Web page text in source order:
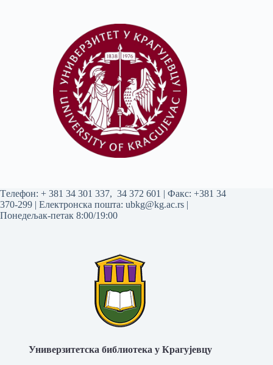
Tелефон: + 381 34 301 337, 34 372 601 | Факс: +381 34
370-299 | Електронска пошта: ubkg@kg.ac.rs |
Понедељак-петак 8:00/19:00
Универзитетска библиотека у Крагујевцу